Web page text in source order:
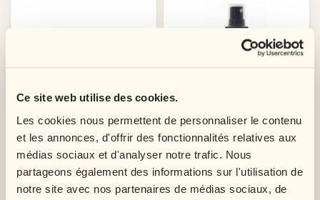
Ce site web utilise des cookies.
Les cookies nous permettent de personnaliser le contenu
et les annonces, d'offrir des fonctionnalités relatives aux
médias sociaux et d'analyser notre trafic. Nous
partageons également des informations sur l'utilisation de
notre site avec nos partenaires de médias sociaux, de
Yellow Plus Adhesif Capillaire Solvant Lace Release